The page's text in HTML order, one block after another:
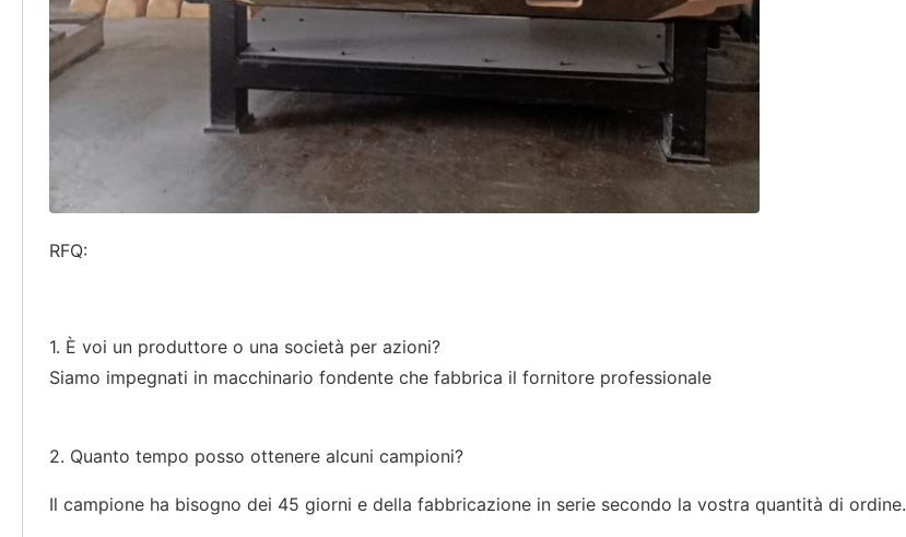
RFQ:
1. È voi un produttore o una società per azioni?
Siamo impegnati in macchinario fondente che fabbrica il fornitore professionale
2. Quanto tempo posso ottenere alcuni campioni?
Il campione ha bisogno dei 45 giorni e della fabbricazione in serie secondo la vostra quantità di ordine.